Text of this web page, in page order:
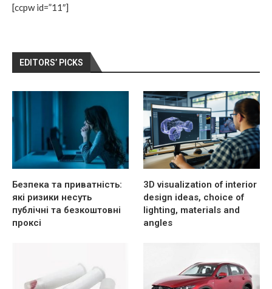
[ccpw id=”11″]
EDITORS’ PICKS
Безпека та приватність:
які ризики несуть
публічні та безкоштовні
проксі
3D visualization of interior
design ideas, choice of
lighting, materials and
angles